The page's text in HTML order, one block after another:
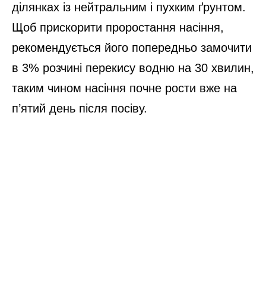
ділянках із нейтральним і пухким ґрунтом.
Щоб прискорити проростання насіння,
рекомендується його попередньо замочити
в 3% розчині перекису водню на 30 хвилин,
таким чином насіння почне рости вже на
п’ятий день після посіву.